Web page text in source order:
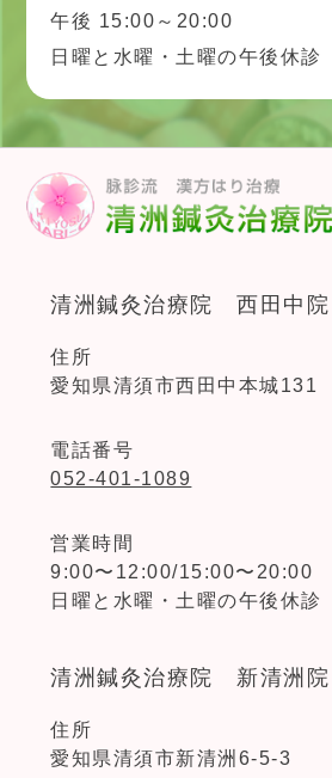
午後 15:00～20:00
日曜と水曜・土曜の午後休診
清洲鍼灸治療院 西田中院
住所
愛知県清須市西田中本城131
電話番号
052-401-1089
営業時間
9:00〜12:00/15:00〜20:00
日曜と水曜・土曜の午後休診
清洲鍼灸治療院 新清洲院
住所
愛知県清須市新清洲6-5-3